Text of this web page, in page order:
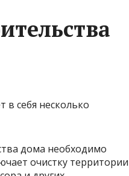
себя несколько
дома необходимо
очистку территории